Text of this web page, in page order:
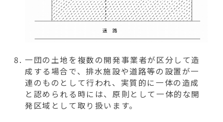
一団の土地を複数の開発事業者が区分して造
成する場合で、排水施設や道路等の設置が一
連のものとして行われ、実質的に一体の造成
と認められる時には、原則として一体的な開
発区域として取り扱います。